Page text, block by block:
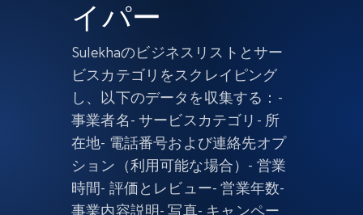
イパー
Sulekhaのビジネスリストとサー
ビスカテゴリをスクレイピング
し、以下のデータを収集する：-
事業者名- サービスカテゴリ- 所
在地- 電話番号および連絡先オプ
ション（利用可能な場合）- 営業
時間- 評価とレビュー- 営業年数-
事業内容説明- 写真- キャンペー